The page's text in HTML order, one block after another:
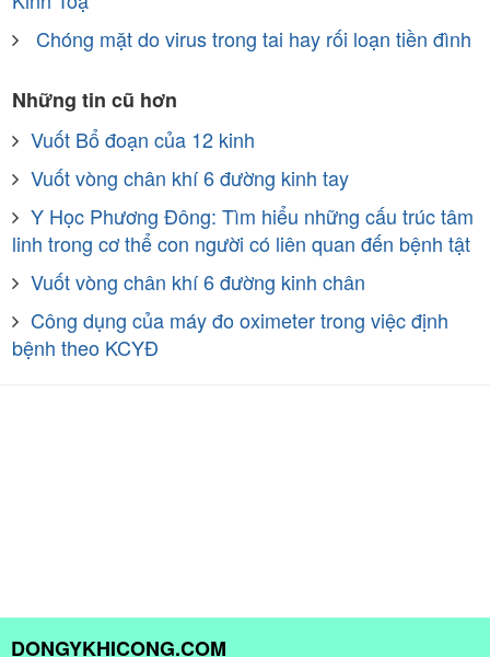
Chóng mặt do virus trong tai hay rối loạn tiền đình
Những tin cũ hơn
Vuốt Bổ đoạn của 12 kinh
Vuốt vòng chân khí 6 đường kinh tay
Y Học Phương Đông: Tìm hiểu những cấu trúc tâm
linh trong cơ thể con người có liên quan đến bệnh tật
Vuốt vòng chân khí 6 đường kinh chân
Công dụng của máy đo oximeter trong việc định
bệnh theo KCYĐ
DONGYKHICONG.COM